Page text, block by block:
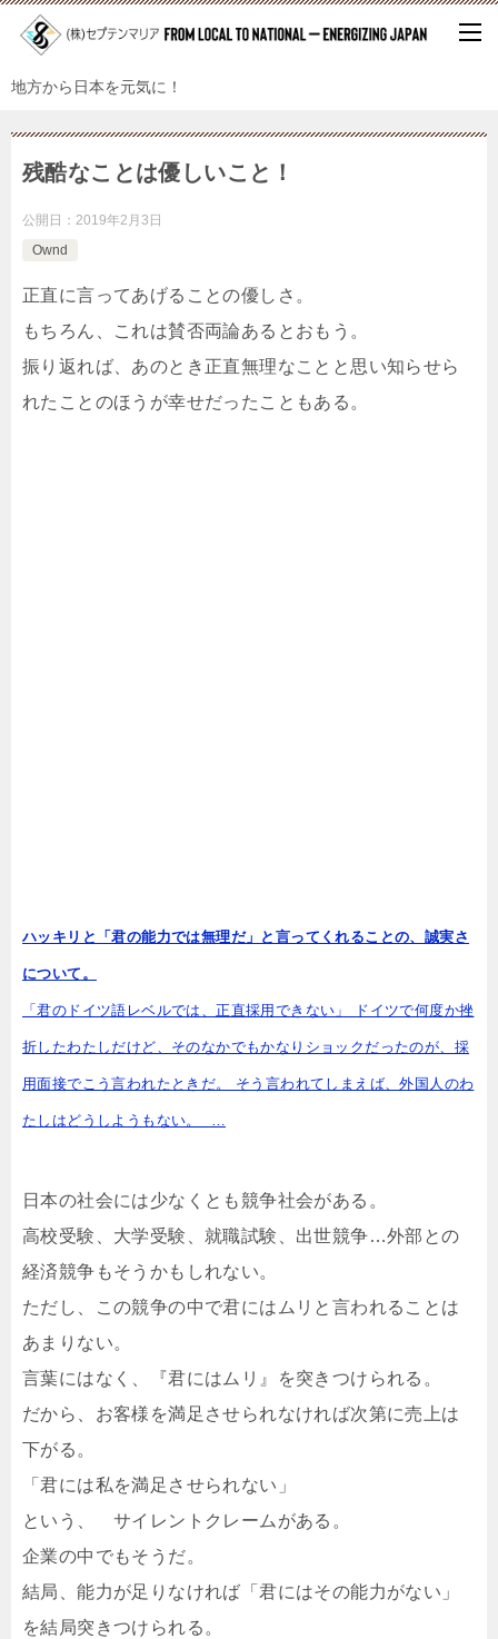
地方から日本を元気に！
残酷なことは優しいこと！
公開日： 2019年2月3日
Ownd
正直に言ってあげることの優しさ。
もちろん、これは賛否両論あるとおもう。
振り返れば、あのとき正直無理なことと思い知らせら
れたことのほうが幸せだったこともある。
ハッキリと「君の能力では無理だ」と言ってくれることの、誠実さ
について。
「君のドイツ語レベルでは、正直採用できない」 ドイツで何度か挫
折したわたしだけど、そのなかでもかなりショックだったのが、採
用面接でこう言われたときだ。 そう言われてしまえば、外国人のわ
たしはどうしようもない。 …
日本の社会には少なくとも競争社会がある。
高校受験、大学受験、就職試験、出世競争…外部との
経済競争もそうかもしれない。
ただし、この競争の中で君にはムリと言われることは
あまりない。
言葉にはなく、『君にはムリ』を突きつけられる。
だから、お客様を満足させられなければ次第に売上は
下がる。
「君には私を満足させられない」
という、 サイレントクレームがある。
企業の中でもそうだ。
結局、能力が足りなければ「君にはその能力がない」
を結局突きつけられる。